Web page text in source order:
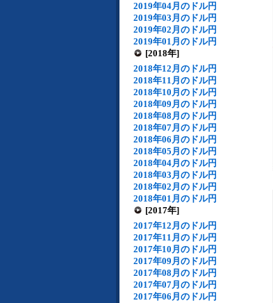
2019年04月のドル円
2019年03月のドル円
2019年02月のドル円
2019年01月のドル円
[2018年]
2018年12月のドル円
2018年11月のドル円
2018年10月のドル円
2018年09月のドル円
2018年08月のドル円
2018年07月のドル円
2018年06月のドル円
2018年05月のドル円
2018年04月のドル円
2018年03月のドル円
2018年02月のドル円
2018年01月のドル円
[2017年]
2017年12月のドル円
2017年11月のドル円
2017年10月のドル円
2017年09月のドル円
2017年08月のドル円
2017年07月のドル円
2017年06月のドル円